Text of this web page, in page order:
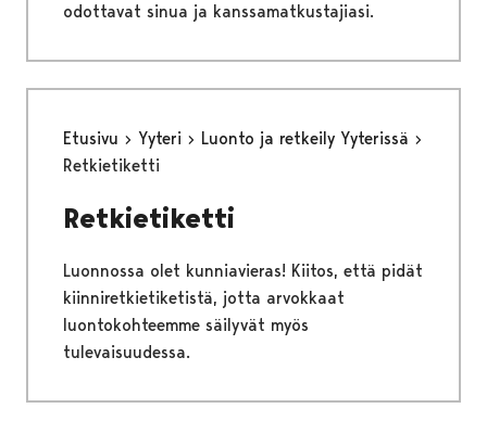
odottavat sinua ja kanssamatkustajiasi.
Etusivu Yyteri
Luonto ja retkeily Yyterissä
Retkietiketti
Retkietiketti
Luonnossa olet kunniavieras! Kiitos, että pidät
kiinniretkietiketistä, jotta arvokkaat
luontokohteemme säilyvät myös
tulevaisuudessa.